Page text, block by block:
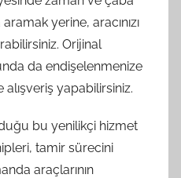
yerine, aracınızı
Orijinal
da endişelenmenize
yapabilirsiniz.
bu yenilikçi hizmet
tamir sürecini
araçlarının